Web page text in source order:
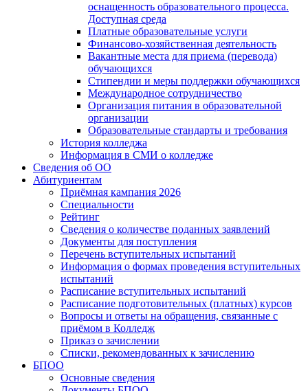
оснащенность образовательного процесса.
Доступная среда
Платные образовательные услуги
Финансово-хозяйственная деятельность
Вакантные места для приема (перевода)
обучающихся
Стипендии и меры поддержки обучающихся
Международное сотрудничество
Организация питания в образовательной
организации
Образовательные стандарты и требования
История колледжа
Информация в СМИ о колледже
Сведения об ОО
Абитуриентам
Приёмная кампания 2026
Специальности
Рейтинг
Сведения о количестве поданных заявлений
Документы для поступления
Перечень вступительных испытаний
Информация о формах проведения вступительных
испытаний
Расписание вступительных испытаний
Расписание подготовительных (платных) курсов
Вопросы и ответы на обращения, связанные с
приёмом в Колледж
Приказ о зачислении
Списки, рекомендованных к зачислению
БПОО
Основные сведения